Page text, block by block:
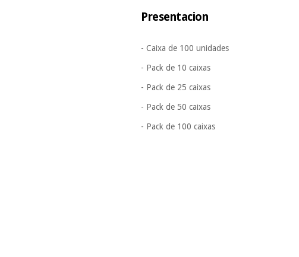
Presentacion
- Caixa de 100 unidades
- Pack de 10 caixas
- Pack de 25 caixas
- Pack de 50 caixas
- Pack de 100 caixas